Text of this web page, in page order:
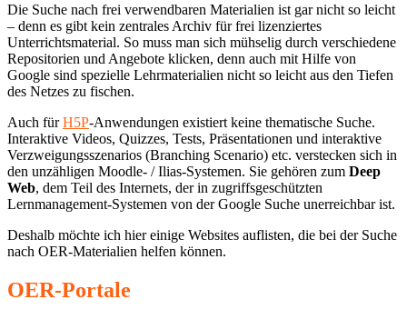
Die Suche nach frei verwendbaren Materialien ist gar nicht so leicht
– denn es gibt kein zentrales Archiv für frei lizenziertes
Unterrichtsmaterial. So muss man sich mühselig durch verschiedene
Repositorien und Angebote klicken, denn auch mit Hilfe von
Google sind spezielle Lehrmaterialien nicht so leicht aus den Tiefen
des Netzes zu fischen.
Auch fürH5P-Anwendungen existiert keine thematische Suche.
Interaktive Videos, Quizzes, Tests, Präsentationen und interaktive
Verzweigungsszenarios (Branching Scenario) etc. verstecken sich in
den unzähligen Moodle- / Ilias-Systemen. Sie gehören zum Deep
Web, dem Teil des Internets, der in zugriffsgeschützten
Lernmanagement-Systemen von der Google Suche unerreichbar ist.
Deshalb möchte ich hier einige Websites auflisten, die bei der Suche
nach OER-Materialien helfen können.
OER-Portale